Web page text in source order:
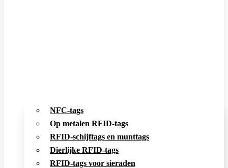
NFC-tags
Op metalen RFID-tags
RFID-schijftags en munttags
Dierlijke RFID-tags
RFID-tags voor sieraden